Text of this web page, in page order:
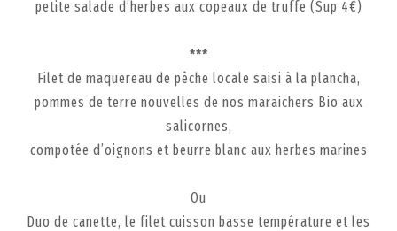
petite salade d’herbes aux copeaux de truffe (Sup 4€)
***
Filet de maquereau de pêche locale saisi à la plancha,
pommes de terre nouvelles de nos maraichers Bio aux
salicornes,
compotée d’oignons et beurre blanc aux herbes marines
Ou
Duo de canette, le filet cuisson basse température et les